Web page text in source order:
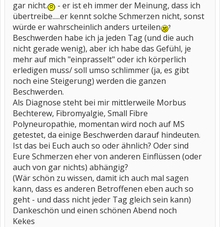
gar nicht.
- er ist eh immer der Meinung, dass ich
übertreibe.....er kennt solche Schmerzen nicht, sonst
würde er wahrscheinlich anders urteilen
Beschwerden habe ich ja jeden Tag (und die auch
nicht gerade wenig), aber ich habe das Gefühl, je
mehr auf mich "einprasselt" oder ich körperlich
erledigen muss/ soll umso schlimmer (ja, es gibt
noch eine Steigerung) werden die ganzen
Beschwerden.
Als Diagnose steht bei mir mittlerweile Morbus
Bechterew, Fibromyalgie, Small Fibre
Polyneuropathie, momentan wird noch auf MS
getestet, da einige Beschwerden darauf hindeuten.
Ist das bei Euch auch so oder ähnlich? Oder sind
Eure Schmerzen eher von anderen Einflüssen (oder
auch von gar nichts) abhängig?
(Wär schön zu wissen, damit ich auch mal sagen
kann, dass es anderen Betroffenen eben auch so
geht - und dass nicht jeder Tag gleich sein kann)
Dankeschön und einen schönen Abend noch
Kekes